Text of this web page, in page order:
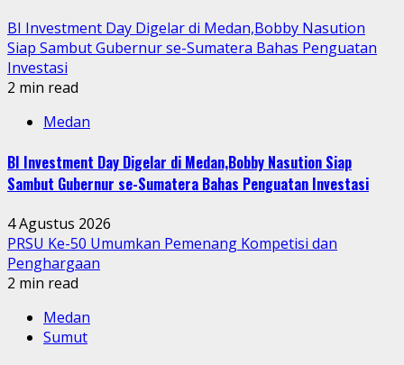
BI Investment Day Digelar di Medan,Bobby Nasution
Siap Sambut Gubernur se-Sumatera Bahas Penguatan
Investasi
2 min read
Medan
BI Investment Day Digelar di Medan,Bobby Nasution Siap
Sambut Gubernur se-Sumatera Bahas Penguatan Investasi
4 Agustus 2026
PRSU Ke-50 Umumkan Pemenang Kompetisi dan
Penghargaan
2 min read
Medan
Sumut